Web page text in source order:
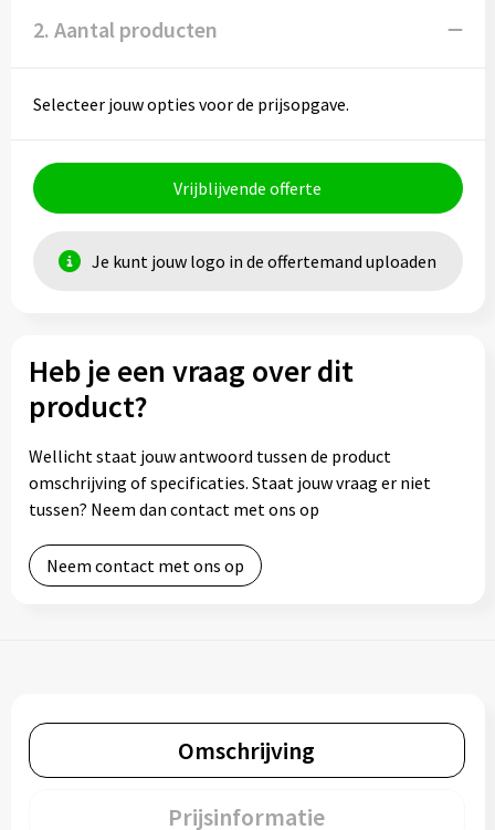
2. Aantal producten
Selecteer jouw opties voor de prijsopgave.
Vrijblijvende offerte
Je kunt jouw logo in de offertemand uploaden
Heb je een vraag over dit
product?
Wellicht staat jouw antwoord tussen de product
omschrijving of specificaties. Staat jouw vraag er niet
tussen? Neem dan contact met ons op
Neem contact met ons op
Omschrijving
Prijsinformatie